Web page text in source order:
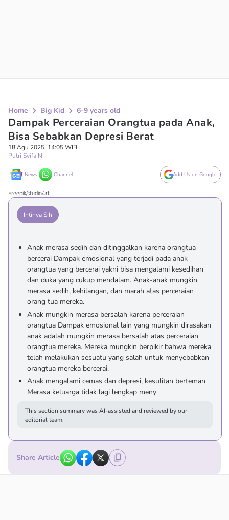
Home Big Kid 6-9 years old
Dampak Perceraian Orangtua pada Anak,
Bisa Sebabkan Depresi Berat
18 Agu 2025, 14:05 WIB
Putri Syifa N
News Channel Add Us on Google
Freepik/studio4rt
Intinya Sih
Anak merasa sedih dan ditinggalkan karena orangtua
bercerai Dampak emosional yang terjadi pada anak
orangtua yang bercerai yakni bisa mengalami kesedihan
dan duka yang cukup mendalam. Anak-anak mungkin
merasa sedih, kehilangan, dan marah atas perceraian
orang tua mereka.
Anak mungkin merasa bersalah karena perceraian
orangtua Dampak emosional lain yang mungkin dirasakan
anak adalah mungkin merasa bersalah atas perceraian
orangtua mereka. Mereka mungkin berpikir bahwa mereka
telah melakukan sesuatu yang salah untuk menyebabkan
orangtua mereka bercerai.
Anak mengalami cemas dan depresi, kesulitan berteman
Merasa keluarga tidak lagi lengkap meny
This section summary was AI-assisted and reviewed by our
editorial team.
Share Article